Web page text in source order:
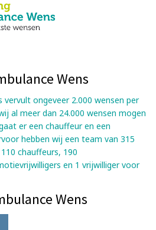
Wens
vervult ongeveer 2.000 wensen per
al meer dan 24.000 wensen mogen
er een chauffeur en een
hebben wij een team van 315
chauffeurs, 190
en 1 vrijwilliger voor
Wens